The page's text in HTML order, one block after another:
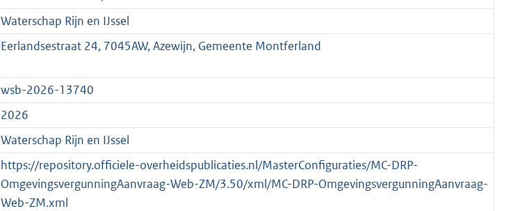
r
o
o
e
:
2
K
b
g
r
o
t
t
:
2
K
b
Waterschap Rijn en IJssel
Eerlandsestraat 24, 7045AW, Azewijn, Gemeente Montferland
wsb-2026-13740
2026
Waterschap Rijn en IJssel
https://repository.officiele-overheidspublicaties.nl/MasterConfiguraties/MC-DRP-
OmgevingsvergunningAanvraag-Web-ZM/3.50/xml/MC-DRP-OmgevingsvergunningAanvraag-
Web-ZM.xml